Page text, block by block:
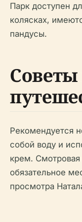
Парк доступен
колясках,
пандусы.
Советы
Рекомендуется
собой воду и
крем.
обязательное
просмотра